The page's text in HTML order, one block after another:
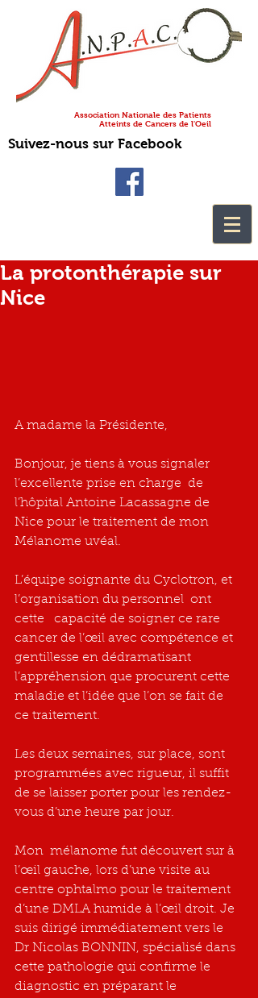
Association Nationale des Patients
Atteints de Cancers de l'Oeil
Suivez-nous sur Facebook
La protonthérapie sur
Nice
A madame la Présidente,
Bonjour, je tiens à vous signaler
l’excellente prise en charge  de
l’hôpital Antoine Lacassagne de
Nice pour le traitement de mon
Mélanome uvéal.
L’équipe soignante du Cyclotron, et
l’organisation du personnel  ont
cette   capacité de soigner ce rare
cancer de l’œil avec compétence et
gentillesse en dédramatisant
l’appréhension que procurent cette
maladie et l’idée que l’on se fait de
ce traitement.
Les deux semaines, sur place, sont
programmées avec rigueur, il suffit
de se laisser porter pour les rendez-
vous d’une heure par jour.
Mon  mélanome fut découvert sur à
l’œil gauche, lors d’une visite au
centre ophtalmo pour le traitement
d’une DMLA humide à l’œil droit. Je
suis dirigé immédiatement vers le
Dr Nicolas BONNIN, spécialisé dans
cette pathologie qui confirme le
diagnostic en préparant le